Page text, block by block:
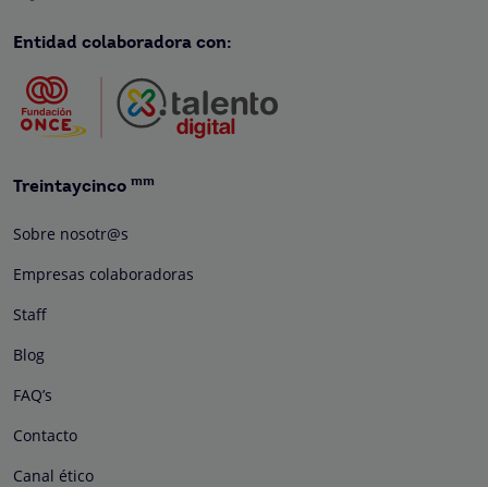
Entidad colaboradora con:
Treintaycinco mm
Sobre nosotr@s
Empresas colaboradoras
Staff
Blog
FAQ’s
Contacto
Canal ético